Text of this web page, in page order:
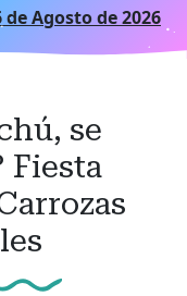
de Agosto de 2026
se
Fiesta